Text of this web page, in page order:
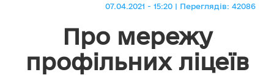
07.04.2021 - 15:20 | Переглядів: 42086
Про мережу
профільних ліцеїв